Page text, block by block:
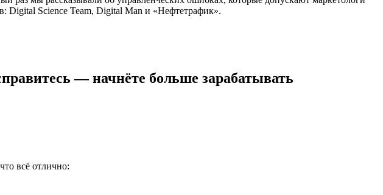
Digital Science Team, Digital Man и «Нефтетрафик».
— начнёте больше зарабатывать
всё отлично: